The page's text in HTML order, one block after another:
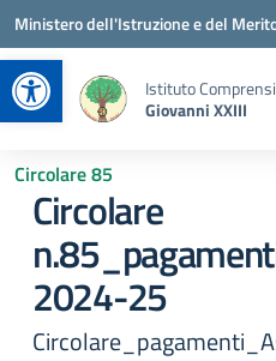
Apri la barra
Vai ai contenuti
Vai al menu di navigazione
Vai al footer
Ministero dell'Istruzione e del
Istituto
Giovanni XXIII
Circolare 85
Circolare
2024-25